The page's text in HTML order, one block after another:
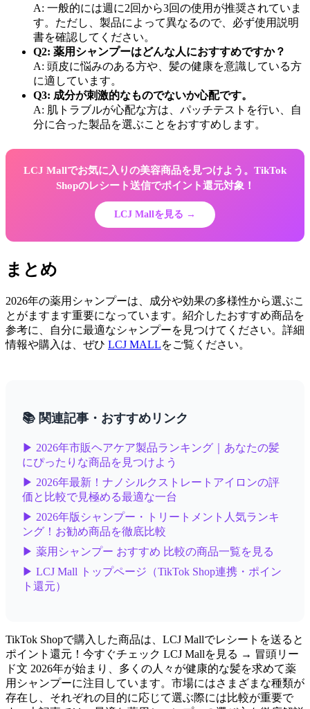
A: 一般的には週に2回から3回の使用が推奨されていま
す。ただし、製品によって異なるので、必ず使用説明
書を確認してください。
Q2: 薬用シャンプーはどんな人におすすめですか？
A: 頭皮に悩みのある方や、髪の健康を意識している方
に適しています。
Q3: 成分が刺激的なものでないか心配です。
A: 肌トラブルが心配な方は、パッチテストを行い、自
分に合った製品を選ぶことをおすすめします。
LCJ Mallでお気に入りの美容商品を見つけよう。TikTok
Shopのレシート送信でポイント還元対象！
LCJ Mallを見る →
まとめ
2026年の薬用シャンプーは、成分や効果の多様性から選ぶこ
とがますます重要になっています。紹介したおすすめ商品を
参考に、自分に最適なシャンプーを見つけてください。詳細
情報や購入は、ぜひ LCJ MALLをご覧ください。
📚 関連記事・おすすめリンク
▶ 2026年市販ヘアケア製品ランキング｜あなたの髪
にぴったりな商品を見つけよう
▶ 2026年最新！ナノシルクストレートアイロンの評
価と比較で見極める最適な一台
▶ 2026年版シャンプー・トリートメント人気ランキ
ング！お勧め商品を徹底比較
▶ 薬用シャンプー おすすめ 比較の商品一覧を見る
▶ LCJ Mall トップページ（TikTok Shop連携・ポイン
ト還元）
TikTok Shopで購入した商品は、LCJ Mallでレシートを送ると
ポイント還元！今すぐチェック LCJ Mallを見る → 冒頭リー
ド文 2026年が始まり、多くの人々が健康的な髪を求めて薬
用シャンプーに注目しています。市場にはさまざまな種類が
存在し、それぞれの目的に応じて選ぶ際には比較が重要で